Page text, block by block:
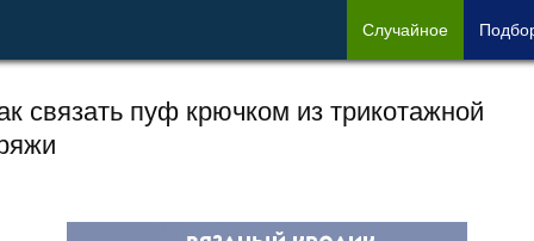
связать пуф крючком из трикотажной
Случайное Под